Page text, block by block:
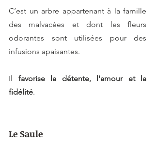
C’est un arbre appartenant à la famille
des malvacées et dont les fleurs
odorantes sont utilisées pour des
infusions apaisantes.
Il favorise la détente, l'amour et la
fidélité.
Le Saule